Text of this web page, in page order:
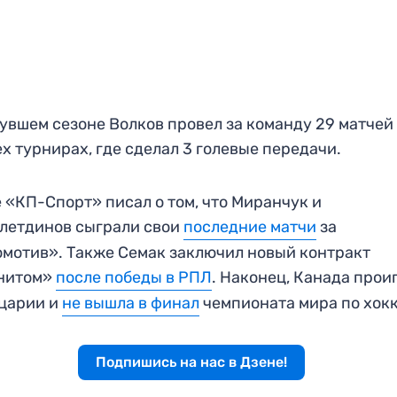
сезоне Волков провел за команду 29 матчей
турнирах, где сделал 3 голевые передачи.
«КП-Спорт» писал о том, что Миранчук и
сыграли свои последние матчи за
Также Семак заключил новый контракт
после победы в РПЛ. Наконец, Канада
и не вышла в финалчемпионата мира по
Подпишись на нас в Дзене!